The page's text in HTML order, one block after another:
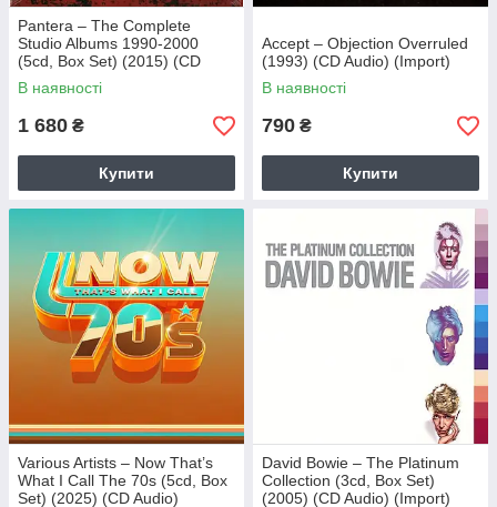
Pantera – The Complete
Studio Albums 1990-2000
(5cd, Box Set) (2015) (CD
Audio) (Import)
В наявності
1 680 ₴
Купити
Accept – Objection Overruled
(1993) (CD Audio) (Import)
В наявності
790 ₴
Купити
Various Artists – Now That’s
What I Call The 70s (5cd, Box
Set) (2025) (CD Audio)
David Bowie – The Platinum
Collection (3cd, Box Set)
(2005) (CD Audio) (Import)